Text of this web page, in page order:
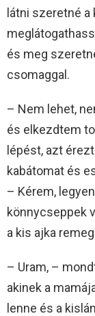
látni szeretné a
és meg
csomaggal.
– Nem lehet,
és elkezdtem
lépést, azt
kabátomat és
– Kérem,
könnycseppek
a kis ajka
– Uram, –
akinek a
lenne és a